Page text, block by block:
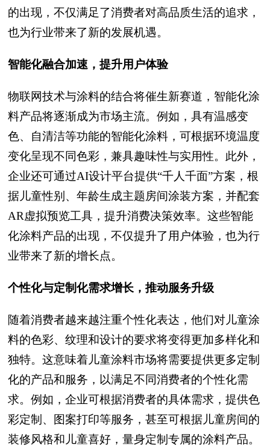
的出现，不仅满足了消费者对高品质生活的追求，
也为行业带来了新的发展机遇。
智能化融合加速，提升用户体验
物联网技术与涂料的结合将催生新赛道，智能化涂
料产品将逐渐成为市场主流。例如，具有温感变
色、自清洁等功能的智能化涂料，可根据环境温度
变化呈现不同色彩，兼具趣味性与实用性。此外，
企业还可通过AI设计平台提供“千人千面”方案，根
据儿童性别、年龄生成主题房间涂装方案，并配套
AR虚拟预览工具，提升消费决策效率。这些智能
化涂料产品的出现，不仅提升了用户体验，也为行
业带来了新的增长点。
个性化与定制化需求增长，推动服务升级
随着消费者越来越注重个性化表达，他们对儿童涂
料的色彩、纹理和设计的要求将变得更加多样化和
独特。这意味着儿童涂料市场将需要提供更多定制
化的产品和服务，以满足不同消费者的个性化需
求。例如，企业可根据消费者的具体需求，提供色
彩定制、图案打印等服务，甚至可根据儿童房间的
装修风格和儿童喜好，量身定制专属的涂料产品。